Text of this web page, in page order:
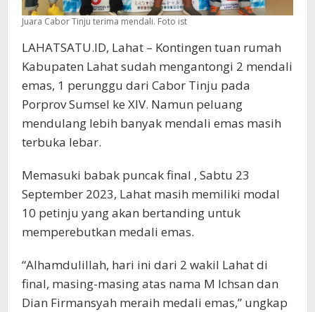
Juara Cabor Tinju terima mendali. Foto ist
LAHATSATU.ID, Lahat – Kontingen tuan rumah
Kabupaten Lahat sudah mengantongi 2 mendali
emas, 1 perunggu dari Cabor Tinju pada
Porprov Sumsel ke XIV. Namun peluang
mendulang lebih banyak mendali emas masih
terbuka lebar.
Memasuki babak puncak final , Sabtu 23
September 2023, Lahat masih memiliki modal
10 petinju yang akan bertanding untuk
memperebutkan medali emas.
“Alhamdulillah, hari ini dari 2 wakil Lahat di
final, masing-masing atas nama M Ichsan dan
Dian Firmansyah meraih medali emas,” ungkap